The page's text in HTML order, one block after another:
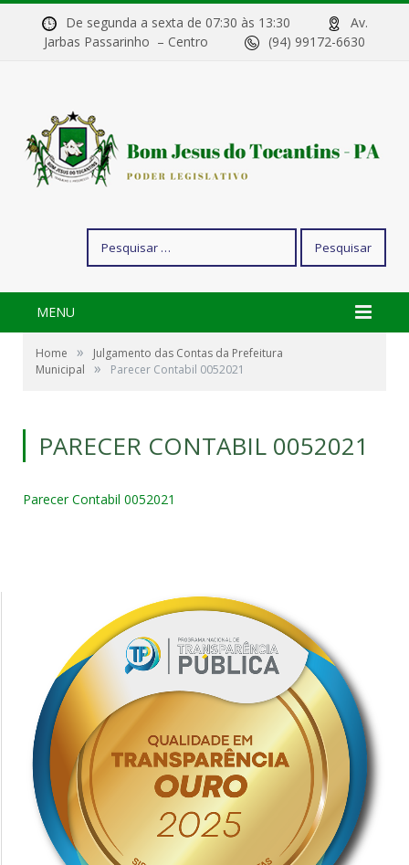
De segunda a sexta de 07:30 às 13:30
Av.
Jarbas Passarinho – Centro
(94) 99172-6630
por:
MENU
Home »
Julgamento das Contas da Prefeitura
Municipal
» Parecer Contabil 0052021
PARECER CONTABIL 0052021
Parecer Contabil 0052021